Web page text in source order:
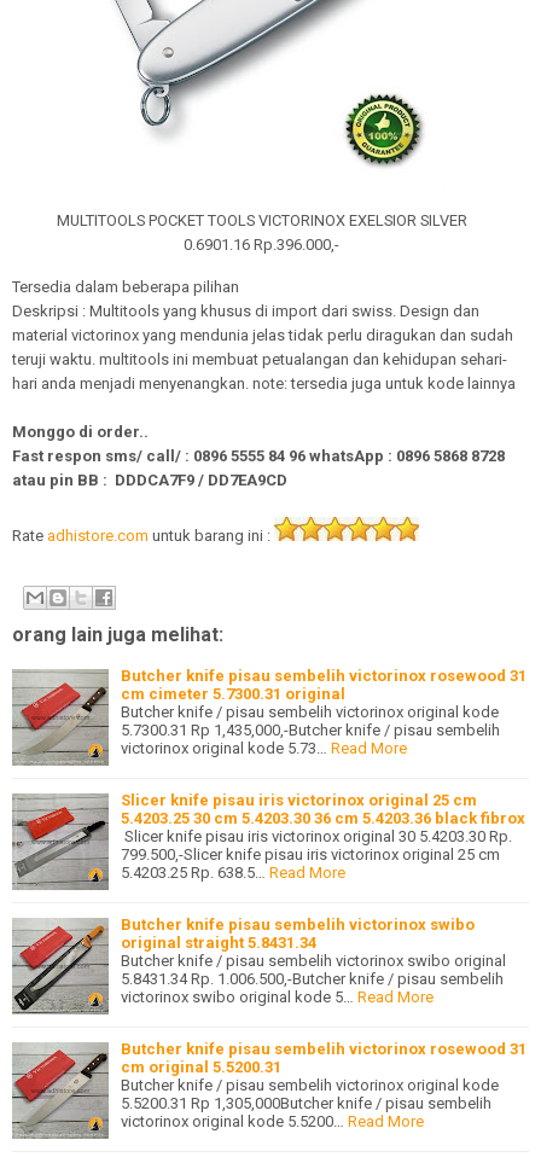
MULTITOOLS POCKET TOOLS VICTORINOX EXELSIOR SILVER
0.6901.16 Rp.396.000,-
Tersedia dalam beberapa pilihan
Deskripsi : Multitools yang khusus di import dari swiss. Design dan
material victorinox yang mendunia jelas tidak perlu diragukan dan sudah
teruji waktu. multitools ini membuat petualangan dan kehidupan sehari-
hari anda menjadi menyenangkan. note: tersedia juga untuk kode lainnya
Monggo di order..
Fast respon sms/ call/ : 0896 5555 84 96 whatsApp : 0896 5868 8728
atau pin BB : DDDCA7F9 / DD7EA9CD
Rate adhistore.com untuk barang ini :
orang lain juga melihat:
Butcher knife pisau sembelih victorinox rosewood 31
cm cimeter 5.7300.31 original
Butcher knife / pisau sembelih victorinox original kode
5.7300.31 Rp 1,435,000,-Butcher knife / pisau sembelih
victorinox original kode 5.73… Read More
Slicer knife pisau iris victorinox original 25 cm
5.4203.25 30 cm 5.4203.30 36 cm 5.4203.36 black fibrox
Slicer knife pisau iris victorinox original 30 5.4203.30 Rp.
799.500,-Slicer knife pisau iris victorinox original 25 cm
5.4203.25 Rp. 638.5… Read More
Butcher knife pisau sembelih victorinox swibo
original straight 5.8431.34
Butcher knife / pisau sembelih victorinox swibo original
5.8431.34 Rp. 1.006.500,-Butcher knife / pisau sembelih
victorinox swibo original kode 5… Read More
Butcher knife pisau sembelih victorinox rosewood 31
cm original 5.5200.31
Butcher knife / pisau sembelih victorinox original kode
5.5200.31 Rp 1,305,000Butcher knife / pisau sembelih
victorinox original kode 5.5200… Read More